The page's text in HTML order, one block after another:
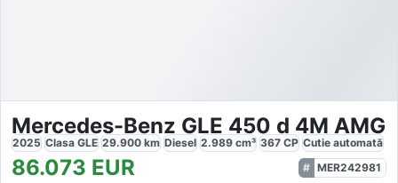
Mercedes-Benz GLE 450 d 4M AMG
2025 Clasa GLE 29.900 km Diesel 2.989 cm³ 367 CP Cutie automată
86.073 EUR
MER242981